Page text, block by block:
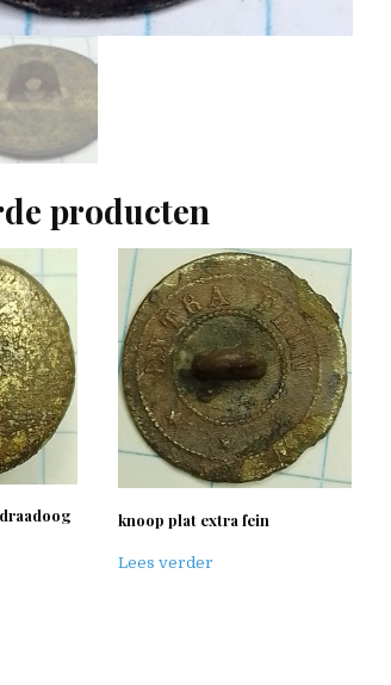
producten
knoop plat extra fein
Lees verder